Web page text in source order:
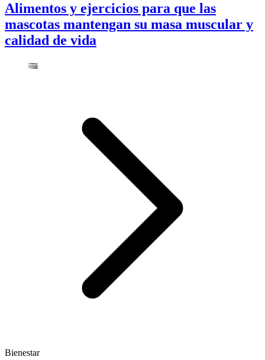
Alimentos y ejercicios para que las
mascotas mantengan su masa muscular y
calidad de vida
Bienestar